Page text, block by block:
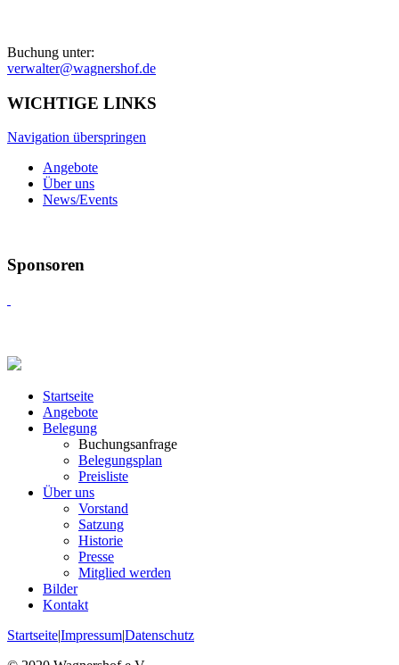
Buchung unter:
verwalter@wagnershof.de
WICHTIGE LINKS
Navigation überspringen
Angebote
Über uns
News/Events
Sponsoren
Startseite
Angebote
Belegung
Buchungsanfrage
Belegungsplan
Preisliste
Über uns
Vorstand
Satzung
Historie
Presse
Mitglied werden
Bilder
Kontakt
Startseite|Impressum|Datenschutz